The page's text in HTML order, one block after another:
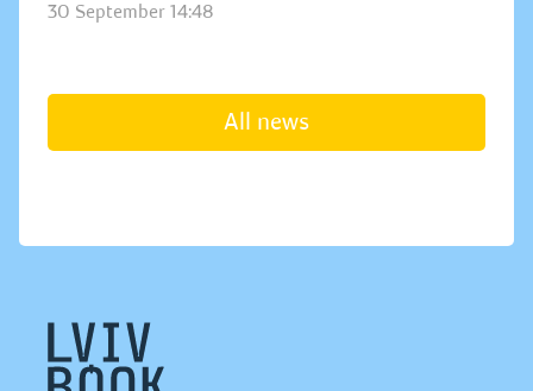
30 September 14:48
All news